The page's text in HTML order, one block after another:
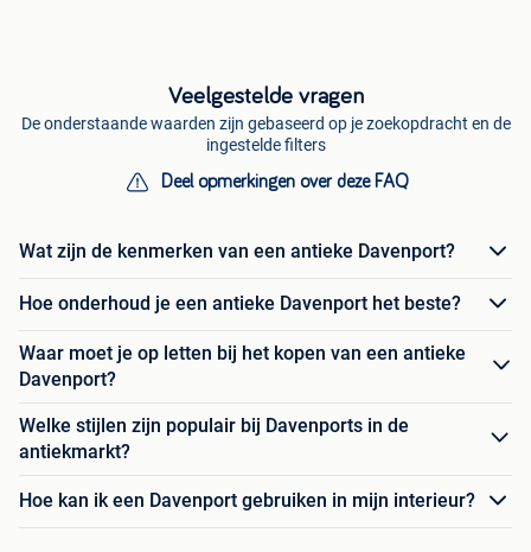
Veelgestelde vragen
De onderstaande waarden zijn gebaseerd op je zoekopdracht en de
ingestelde filters
Deel opmerkingen over deze FAQ
Wat zijn de kenmerken van een antieke Davenport?
Hoe onderhoud je een antieke Davenport het beste?
Waar moet je op letten bij het kopen van een antieke
Davenport?
Welke stijlen zijn populair bij Davenports in de
antiekmarkt?
Hoe kan ik een Davenport gebruiken in mijn interieur?